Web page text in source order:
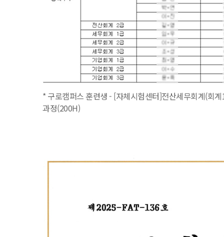
* 구로캠퍼스 훈련생 - [자체시험센터]전산세무회계(회
과정(200H)